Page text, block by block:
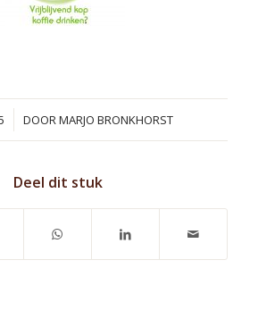
DOORMARJO BRONKHORST
Deel dit stuk